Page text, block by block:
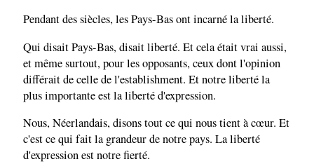
Pendant des siècles, les Pays-Bas ont incarné la liberté.
Qui disait Pays-Bas, disait liberté. Et cela était vrai aussi,
et même surtout, pour les opposants, ceux dont l'opinion
différait de celle de l'establishment. Et notre liberté la
plus importante est la liberté d'expression.
Nous, Néerlandais, disons tout ce qui nous tient à cœur. Et
c'est ce qui fait la grandeur de notre pays. La liberté
d'expression est notre fierté.